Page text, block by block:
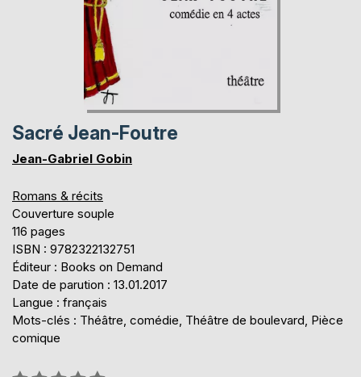
Sacré Jean-Foutre
Jean-Gabriel Gobin
Romans & récits
Couverture souple
116 pages
ISBN : 9782322132751
Éditeur : Books on Demand
Date de parution : 13.01.2017
Langue : français
Mots-clés : Théâtre, comédie, Théâtre de boulevard, Pièce
comique